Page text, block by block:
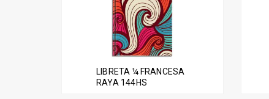
LIBRETA ¼ FRANCESA
RAYA 144HS